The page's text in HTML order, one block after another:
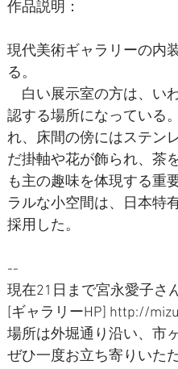
作品説明：
現代美術ギャラリーの内
る。
白い展示室の方は、い
認する場所になっている
れ、床間の傍にはステン
だ掛軸や花が飾られ、茶
も主の趣味を体現する重
ラルな小空間は、日本特
採用した。
--
現在21日まで宮永愛子さ
[ギャラリーHP] http://
場所は外堀通り沿い、市
ぜひ一度お立ち寄りいた